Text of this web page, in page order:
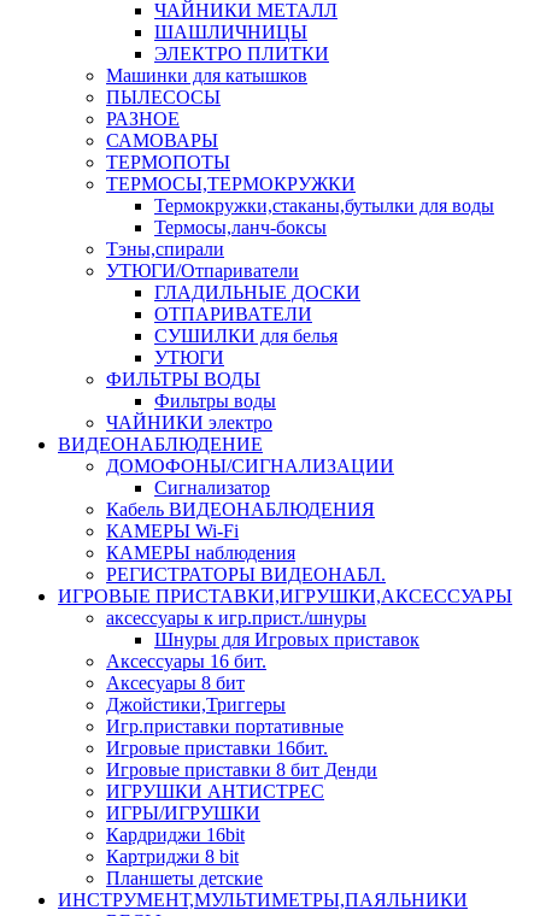
ЧАЙНИКИ МЕТАЛЛ
ШАШЛИЧНИЦЫ
ЭЛЕКТРО ПЛИТКИ
Машинки для катышков
ПЫЛЕСОСЫ
РАЗНОЕ
САМОВАРЫ
ТЕРМОПОТЫ
ТЕРМОСЫ,ТЕРМОКРУЖКИ
Термокружки,стаканы,бутылки для воды
Термосы,ланч-боксы
Тэны,спирали
УТЮГИ/Отпариватели
ГЛАДИЛЬНЫЕ ДОСКИ
ОТПАРИВАТЕЛИ
СУШИЛКИ для белья
УТЮГИ
ФИЛЬТРЫ ВОДЫ
Фильтры воды
ЧАЙНИКИ электро
ВИДЕОНАБЛЮДЕНИЕ
ДОМОФОНЫ/СИГНАЛИЗАЦИИ
Сигнализатор
Кабель ВИДЕОНАБЛЮДЕНИЯ
КАМЕРЫ Wi-Fi
КАМЕРЫ наблюдения
РЕГИСТРАТОРЫ ВИДЕОНАБЛ.
ИГРОВЫЕ ПРИСТАВКИ,ИГРУШКИ,АКСЕССУАРЫ
аксесcуары к игр.прист./шнуры
Шнуры для Игровых приставок
Аксессуары 16 бит.
Аксесуары 8 бит
Джойстики,Триггеры
Игр.приставки портативные
Игровые приставки 16бит.
Игровые приставки 8 бит Денди
ИГРУШКИ АНТИСТРЕС
ИГРЫ/ИГРУШКИ
Кардриджи 16bit
Картриджи 8 bit
Планшеты детские
ИНСТРУМЕНТ,МУЛЬТИМЕТРЫ,ПАЯЛЬНИКИ